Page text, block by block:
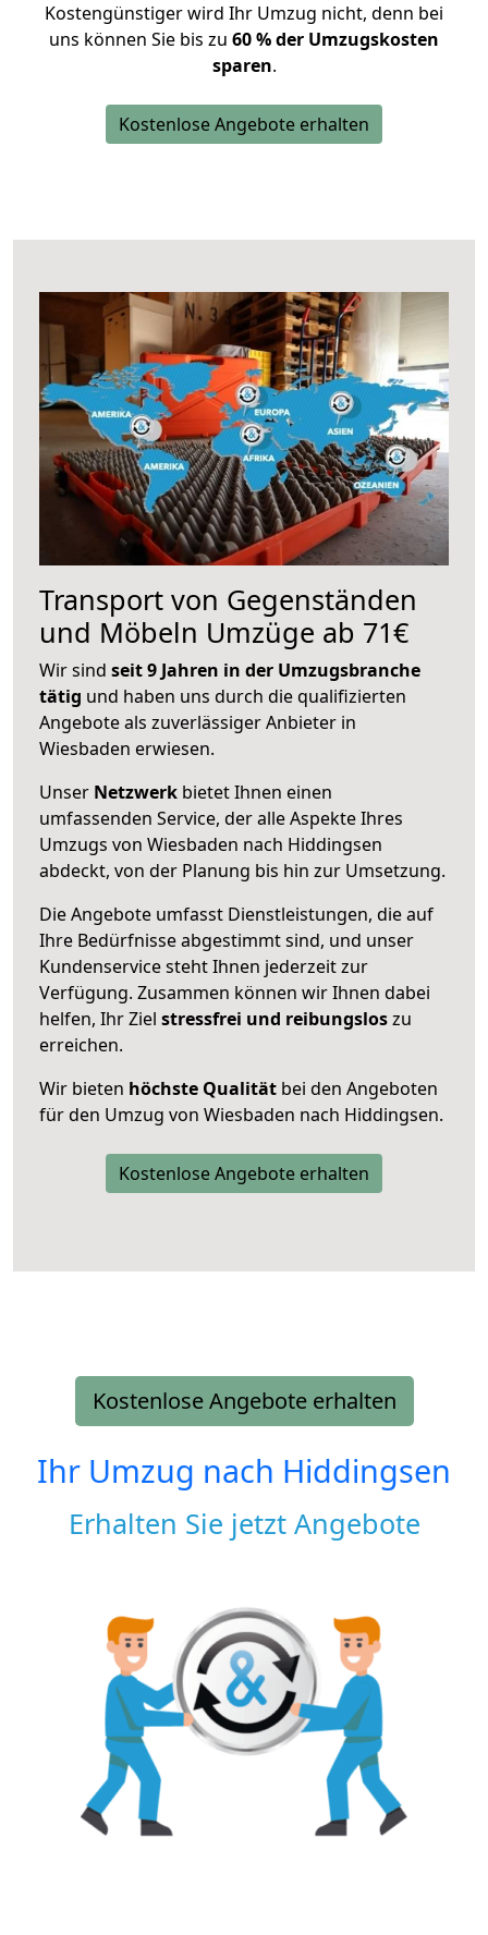
Kostengünstiger wird Ihr Umzug nicht, denn bei
uns können Sie bis zu 60 % der Umzugskosten
sparen.
Kostenlose Angebote erhalten
Transport von Gegenständen
und Möbeln Umzüge ab 71€
Wir sind seit 9 Jahren in der Umzugsbranche
tätig und haben uns durch die qualifizierten
Angebote als zuverlässiger Anbieter in
Wiesbaden erwiesen.
Unser Netzwerk bietet Ihnen einen
umfassenden Service, der alle Aspekte Ihres
Umzugs von Wiesbaden nach Hiddingsen
abdeckt, von der Planung bis hin zur Umsetzung.
Die Angebote umfasst Dienstleistungen, die auf
Ihre Bedürfnisse abgestimmt sind, und unser
Kundenservice steht Ihnen jederzeit zur
Verfügung. Zusammen können wir Ihnen dabei
helfen, Ihr Ziel stressfrei und reibungsloszu
erreichen.
Wir bieten höchste Qualität bei den Angeboten
für den Umzug von Wiesbaden nach Hiddingsen.
Kostenlose Angebote erhalten
Kostenlose Angebote erhalten
Ihr Umzug nach Hiddingsen
Erhalten Sie jetzt Angebote